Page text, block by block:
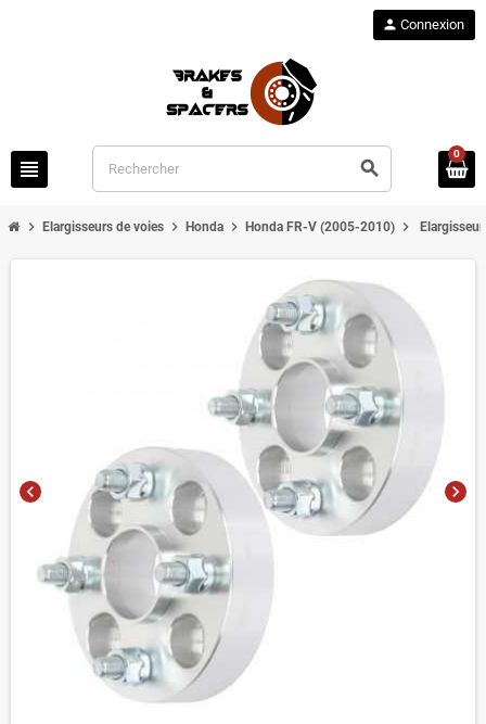
view_headline search
person Connexion
0
chevron_right Elargisseurs de voies chevron_right Honda chevron_right Honda FR-V (2005-2010) chevron_right
chevron_left chevron_right